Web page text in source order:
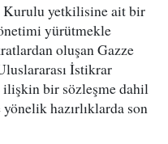
Kurulu yetkilisine ait bir
yürütmekle
oluşan Gazze
İstikrar
ilişkin bir sözleşme dahil
hazırlıklarda son